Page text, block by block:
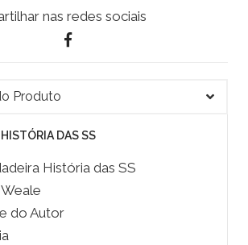
nas redes sociais
Produto
DAS SS
História das SS
do Autor